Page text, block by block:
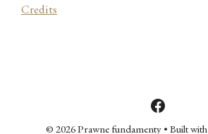
Credits
Facebook
© 2026 Prawne fundamenty• Built with